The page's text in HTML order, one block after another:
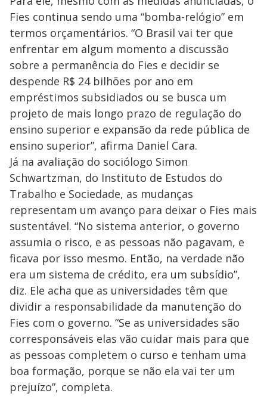
Fies continua sendo uma “bomba-relógio” em
termos orçamentários. “O Brasil vai ter que
enfrentar em algum momento a discussão
sobre a permanência do Fies e decidir se
despende R$ 24 bilhões por ano em
empréstimos subsidiados ou se busca um
projeto de mais longo prazo de regulação do
ensino superior e expansão da rede pública de
ensino superior”, afirma Daniel Cara.
Já na avaliação do sociólogo Simon
Schwartzman, do Instituto de Estudos do
Trabalho e Sociedade, as mudanças
representam um avanço para deixar o Fies mais
sustentável. “No sistema anterior, o governo
assumia o risco, e as pessoas não pagavam, e
ficava por isso mesmo. Então, na verdade não
era um sistema de crédito, era um subsídio”,
diz. Ele acha que as universidades têm que
dividir a responsabilidade da manutenção do
Fies com o governo. “Se as universidades são
corresponsáveis elas vão cuidar mais para que
as pessoas completem o curso e tenham uma
boa formação, porque se não ela vai ter um
prejuízo”, completa.